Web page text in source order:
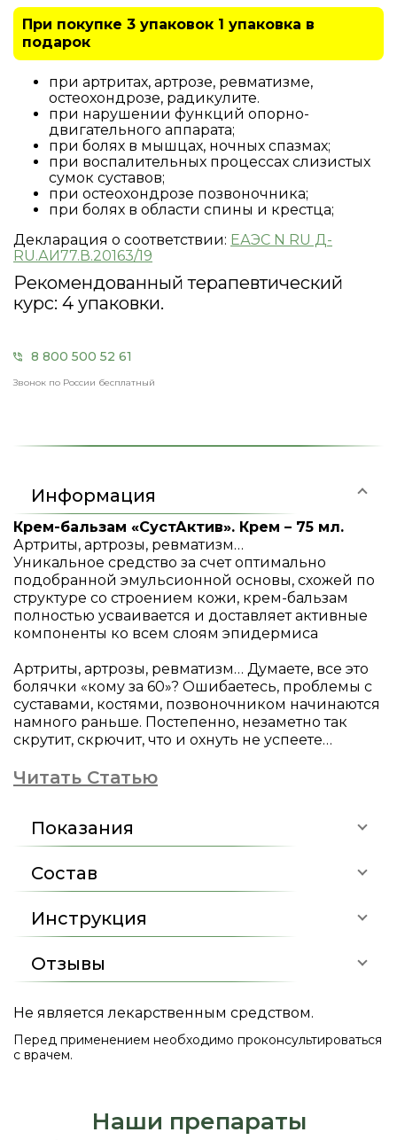
8 800 500 52 61
Звонок по России бесплатный
При покупке 3 упаковок 1 упаковка в
подарок
при артритах, артрозе, ревматизме,
остеохондрозе, радикулите.
при нарушении функций опорно-
двигательного аппарата;
при болях в мышцах, ночных спазмах;
при воспалительных процессах слизистых
сумок суставов;
при остеохондрозе позвоночника;
при болях в области спины и крестца;
Декларация о соответствии: ЕАЭС N RU Д-
RU.АИ77.В.20163/19
Рекомендованный терапевтический
курс: 4 упаковки.
8 800 500 52 61
Звонок по России бесплатный
Информация
Крем-бальзам «СустАктив». Крем – 75 мл.
Артриты, артрозы, ревматизм…
Уникальное средство за счет оптимально
подобранной эмульсионной основы, схожей по
структуре со строением кожи, крем-бальзам
полностью усваивается и доставляет активные
компоненты ко всем слоям эпидермиса
Артриты, артрозы, ревматизм… Думаете, все это
болячки «кому за 60»? Ошибаетесь, проблемы с
суставами, костями, позвоночником начинаются
намного раньше. Постепенно, незаметно так
скрутит, скрючит, что и охнуть не успеете…
Читать Статью
Показания
Состав
Инструкция
Отзывы
Не является лекарственным средством.
Перед применением необходимо проконсультироваться
с врачем.
Наши препараты